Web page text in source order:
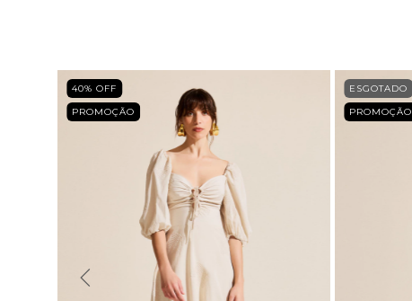
40% OFF
PROMOÇÃO
ESGOTADO
PROMOÇÃO